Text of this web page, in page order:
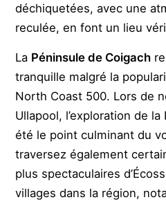
déchiquetées, avec une
reculée, en font un lieu
La Péninsule de Coigach
tranquille malgré la
North Coast 500. Lors de
Ullapool, l’exploration de
été le point culminant du
traversez également
plus spectaculaires
villages dans la région,